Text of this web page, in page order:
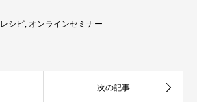
レシピ, オンラインセミナー